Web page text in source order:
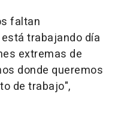
faltan
trabajando día
extremas de
donde queremos
de trabajo",